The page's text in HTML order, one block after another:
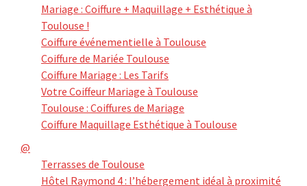
Mariage : Coiffure + Maquillage + Esthétique à
Toulouse !
Coiffure événementielle à Toulouse
Coiffure de Mariée Toulouse
Coiffure Mariage : Les Tarifs
Votre Coiffeur Mariage à Toulouse
Toulouse : Coiffures de Mariage
Coiffure Maquillage Esthétique à Toulouse
@
Terrasses de Toulouse
Hôtel Raymond 4 : l’hébergement idéal à proximité